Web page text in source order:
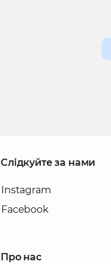
Слідкуйте за нами
Instagram
Facebook
Про нас